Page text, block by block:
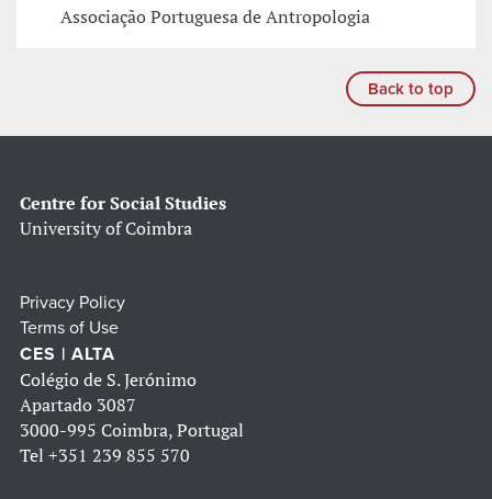
Associação Portuguesa de Antropologia
Back to top
Centre for Social Studies
University of Coimbra
Privacy Policy
Terms of Use
CES | ALTA
Colégio de S. Jerónimo
Apartado 3087
3000-995 Coimbra, Portugal
Tel +351 239 855 570